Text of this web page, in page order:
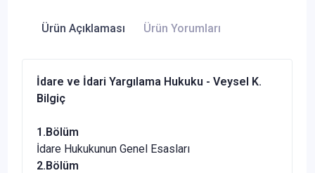
Ürün Açıklaması Ürün Yorumları
İdare ve İdari Yargılama Hukuku - Veysel K.
Bilgiç
1.Bölüm
İdare Hukukunun Genel Esasları
2.Bölüm